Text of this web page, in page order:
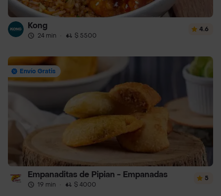
Kong
24 min · $ 5500
4.6
Envío Gratis
Empanaditas de Pipian - Empanadas
19 min · $ 4000
5